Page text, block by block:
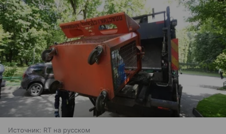
Источник: RT на русском